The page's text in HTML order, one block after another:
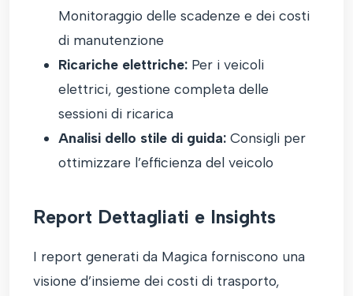
Monitoraggio delle scadenze e dei costi
di manutenzione
Ricariche elettriche: Per i veicoli
elettrici, gestione completa delle
sessioni di ricarica
Analisi dello stile di guida: Consigli per
ottimizzare l’efficienza del veicolo
Report Dettagliati e Insights
I report generati da Magica forniscono una
visione d’insieme dei costi di trasporto,